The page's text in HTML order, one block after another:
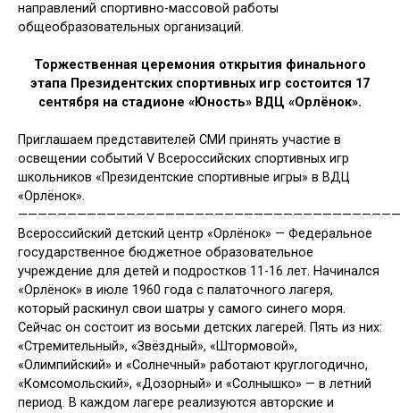
направлений спортивно-массовой работы
общеобразовательных организаций.
Торжественная церемония открытия финального
этапа Президентских спортивных игр состоится 17
сентября на стадионе «Юность» ВДЦ «Орлёнок».
Приглашаем представителей СМИ принять участие в
освещении событий V Всероссийских спортивных игр
школьников «Президентские спортивные игры» в ВДЦ
«Орлёнок».
Всероссийский детский центр «Орлёнок» — Федеральное
государственное бюджетное образовательное
учреждение для детей и подростков 11-16 лет. Начинался
«Орлёнок» в июле 1960 года с палаточного лагеря,
который раскинул свои шатры у самого синего моря.
Сейчас он состоит из восьми детских лагерей. Пять из них:
«Стремительный», «Звёздный», «Штормовой»,
«Олимпийский» и «Солнечный» работают круглогодично,
«Комсомольский», «Дозорный» и «Солнышко» — в летний
период. В каждом лагере реализуются авторские и